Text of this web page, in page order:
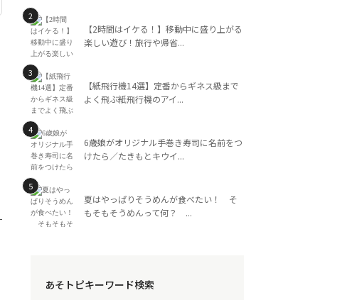
【2時間はイケる！】移動中に盛り上がる
楽しい遊び！旅行や帰省...
【紙飛行機14選】定番からギネス級まで
よく飛ぶ紙飛行機のアイ...
6歳娘がオリジナル手巻き寿司に名前をつ
けたら／たきもとキウイ...
夏はやっぱりそうめんが食べたい！ そ
もそもそうめんって何？ ...
あそトピキーワード検索